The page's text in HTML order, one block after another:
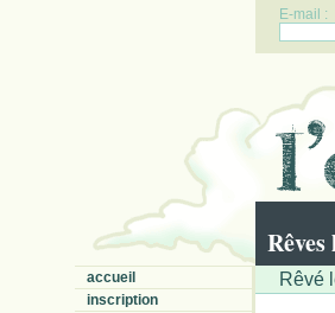
E-mail :
accueil
inscription
Rêvé